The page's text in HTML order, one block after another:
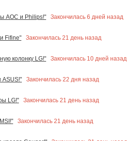
AOC и Philips!"
Закончилась 6 дней назад
Fifine"
Закончилась 21 день назад
колонку LG!"
Закончилась 10 дней назад
ASUS!"
Закончилась 22 дня назад
LG!"
Закончилась 21 день назад
Закончилась 21 день назад